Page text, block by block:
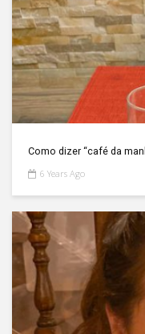
Como dizer “café da
6 Years Ago